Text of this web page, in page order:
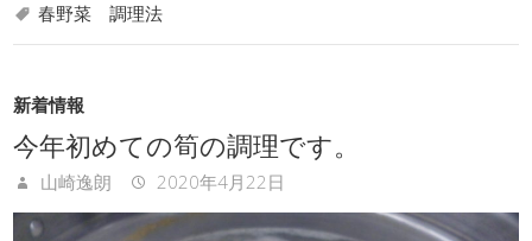
春野菜 調理法
新着情報
今年初めての筍の調理です。
山崎逸朗 2020年4月22日